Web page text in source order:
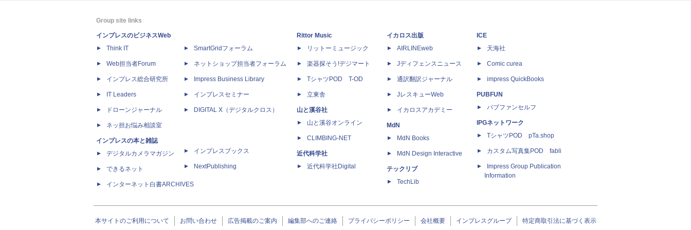
Group site links
インプレスのビジネスWeb
Think IT
Web担当者Forum
インプレス総合研究所
IT Leaders
ドローンジャーナル
ネッ担お悩み相談室
インプレスの本と雑誌
デジタルカメラマガジン
できるネット
インターネット白書ARCHIVES
SmartGridフォーラム
ネットショップ担当者フォーラム
Impress Business Library
インプレスセミナー
DIGITAL X（デジタルクロス）
インプレスブックス
NextPublishing
Rittor Music
リットーミュージック
楽器探そう!デジマート
TシャツPOD T-OD
立東舎
山と溪谷社
山と溪谷オンライン
CLIMBING-NET
近代科学社
近代科学社Digital
イカロス出版
AIRLINEweb
Jディフェンスニュース
通訳翻訳ジャーナル
JレスキューWeb
イカロスアカデミー
MdN
MdN Books
MdN Design Interactive
テックリブ
TechLib
ICE
天海社
Comic curea
impress QuickBooks
PUBFUN
パブファンセルフ
IPGネットワーク
TシャツPOD pTa.shop
カスタム写真集POD fabli
Impress Group Publication
Information
本サイトのご利用について お問い合わせ 広告掲載のご案内 編集部へのご連絡 プライバシーポリシー 会社概要 インプレスグループ 特定商取引法に基づく表示